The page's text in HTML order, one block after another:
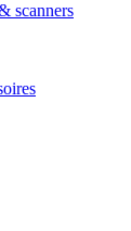
scanners